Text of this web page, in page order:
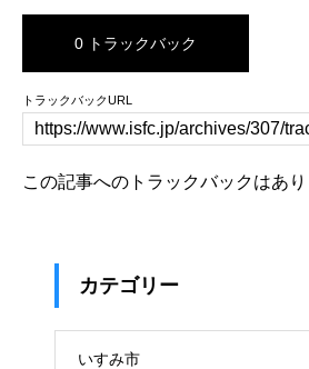
0 トラックバック
トラックバックURL
この記事へのトラックバックはあり
カテゴリー
いすみ市